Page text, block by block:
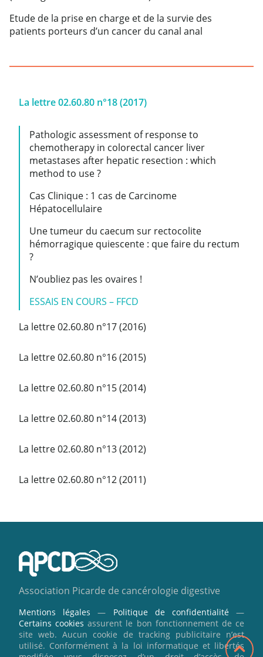
La lettre 02.60.80 n°18 (2017)
Pathologic assessment of response to
chemotherapy in colorectal cancer liver
metastases after hepatic resection : which
method to use ?
Cas Clinique : 1 cas de Carcinome
Hépatocellulaire
Une tumeur du caecum sur rectocolite
hémorragique quiescente : que faire du rectum
?
N’oubliez pas les ovaires !
ESSAIS EN COURS – FFCD
La lettre 02.60.80 n°17 (2016)
La lettre 02.60.80 n°16 (2015)
La lettre 02.60.80 n°15 (2014)
La lettre 02.60.80 n°14 (2013)
La lettre 02.60.80 n°13 (2012)
La lettre 02.60.80 n°12 (2011)
Etude de la prise en charge et de la survie des
patients porteurs d’un cancer du canal anal
Association Picarde de cancérologie digestive
Mentions légales — Politique de confidentialité—
Certains cookies assurent le bon fonctionnement de ce
site web. Aucun cookie de tracking publicitaire n’est
utilisé. Conformément à la loi informatique et libertés